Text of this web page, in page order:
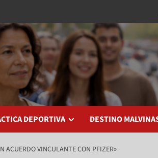
DEPORTIVA DESTINO
ACUERDO VINCULANTE CON PFIZER»